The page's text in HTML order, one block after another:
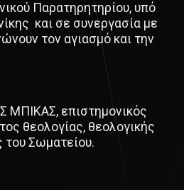
Παρατηρητηρίου, υπό
και σε συνεργασία με
τον αγιασμό και την
ΜΠΙΚΑΣ, επιστημονικός
θεολογίας, θεολογικής
του Σωματείου.